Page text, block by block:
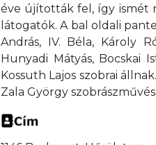
éve újították fel, így ismét
látogatók. A bal oldali
András, IV. Béla, Károly
Hunyadi Mátyás, Bocskai
Kossuth Lajos szobrai
Zala György